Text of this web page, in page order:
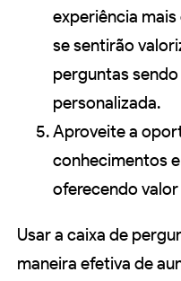
experiência
se sentirão
perguntas
personalizada.
Aproveite a
conhecimentos
oferecendo
Usar a caixa de
maneira efetiva de